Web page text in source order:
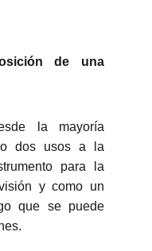
de una
la mayoría
dos usos a la
para la
y como un
que se puede